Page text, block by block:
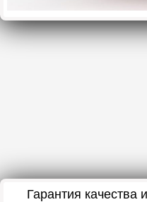
Гарантия качества